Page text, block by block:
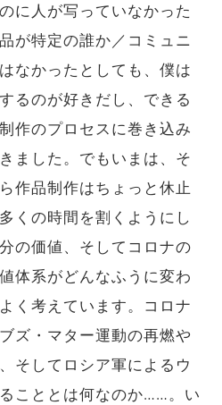
に人が写っていなかった
が特定の誰か／コミュニ
なかったとしても、僕は
るのが好きだし、できる
作のプロセスに巻き込み
ました。でもいまは、そ
作品制作はちょっと休止
くの時間を割くようにし
の価値、そしてコロナの
体系がどんなふうに変わ
く考えています。コロナ
ズ・マター運動の再燃や
そしてロシア軍によるウ
こととは何なのか……。い